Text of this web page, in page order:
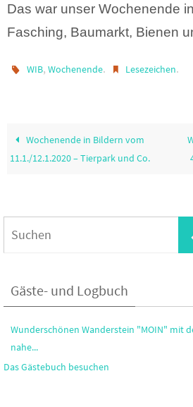
Das war unser Wochenende
Fasching, Baumarkt, Bienen
WIB,Wochenende. Lesezeichen.
Wochenende in Bildern vom
11.1./12.1.2020 – Tierpark und Co.
Gäste- und Logbuch
Hallöle! Ich habe gestern am Strand von
Das Gästebuch besuchen